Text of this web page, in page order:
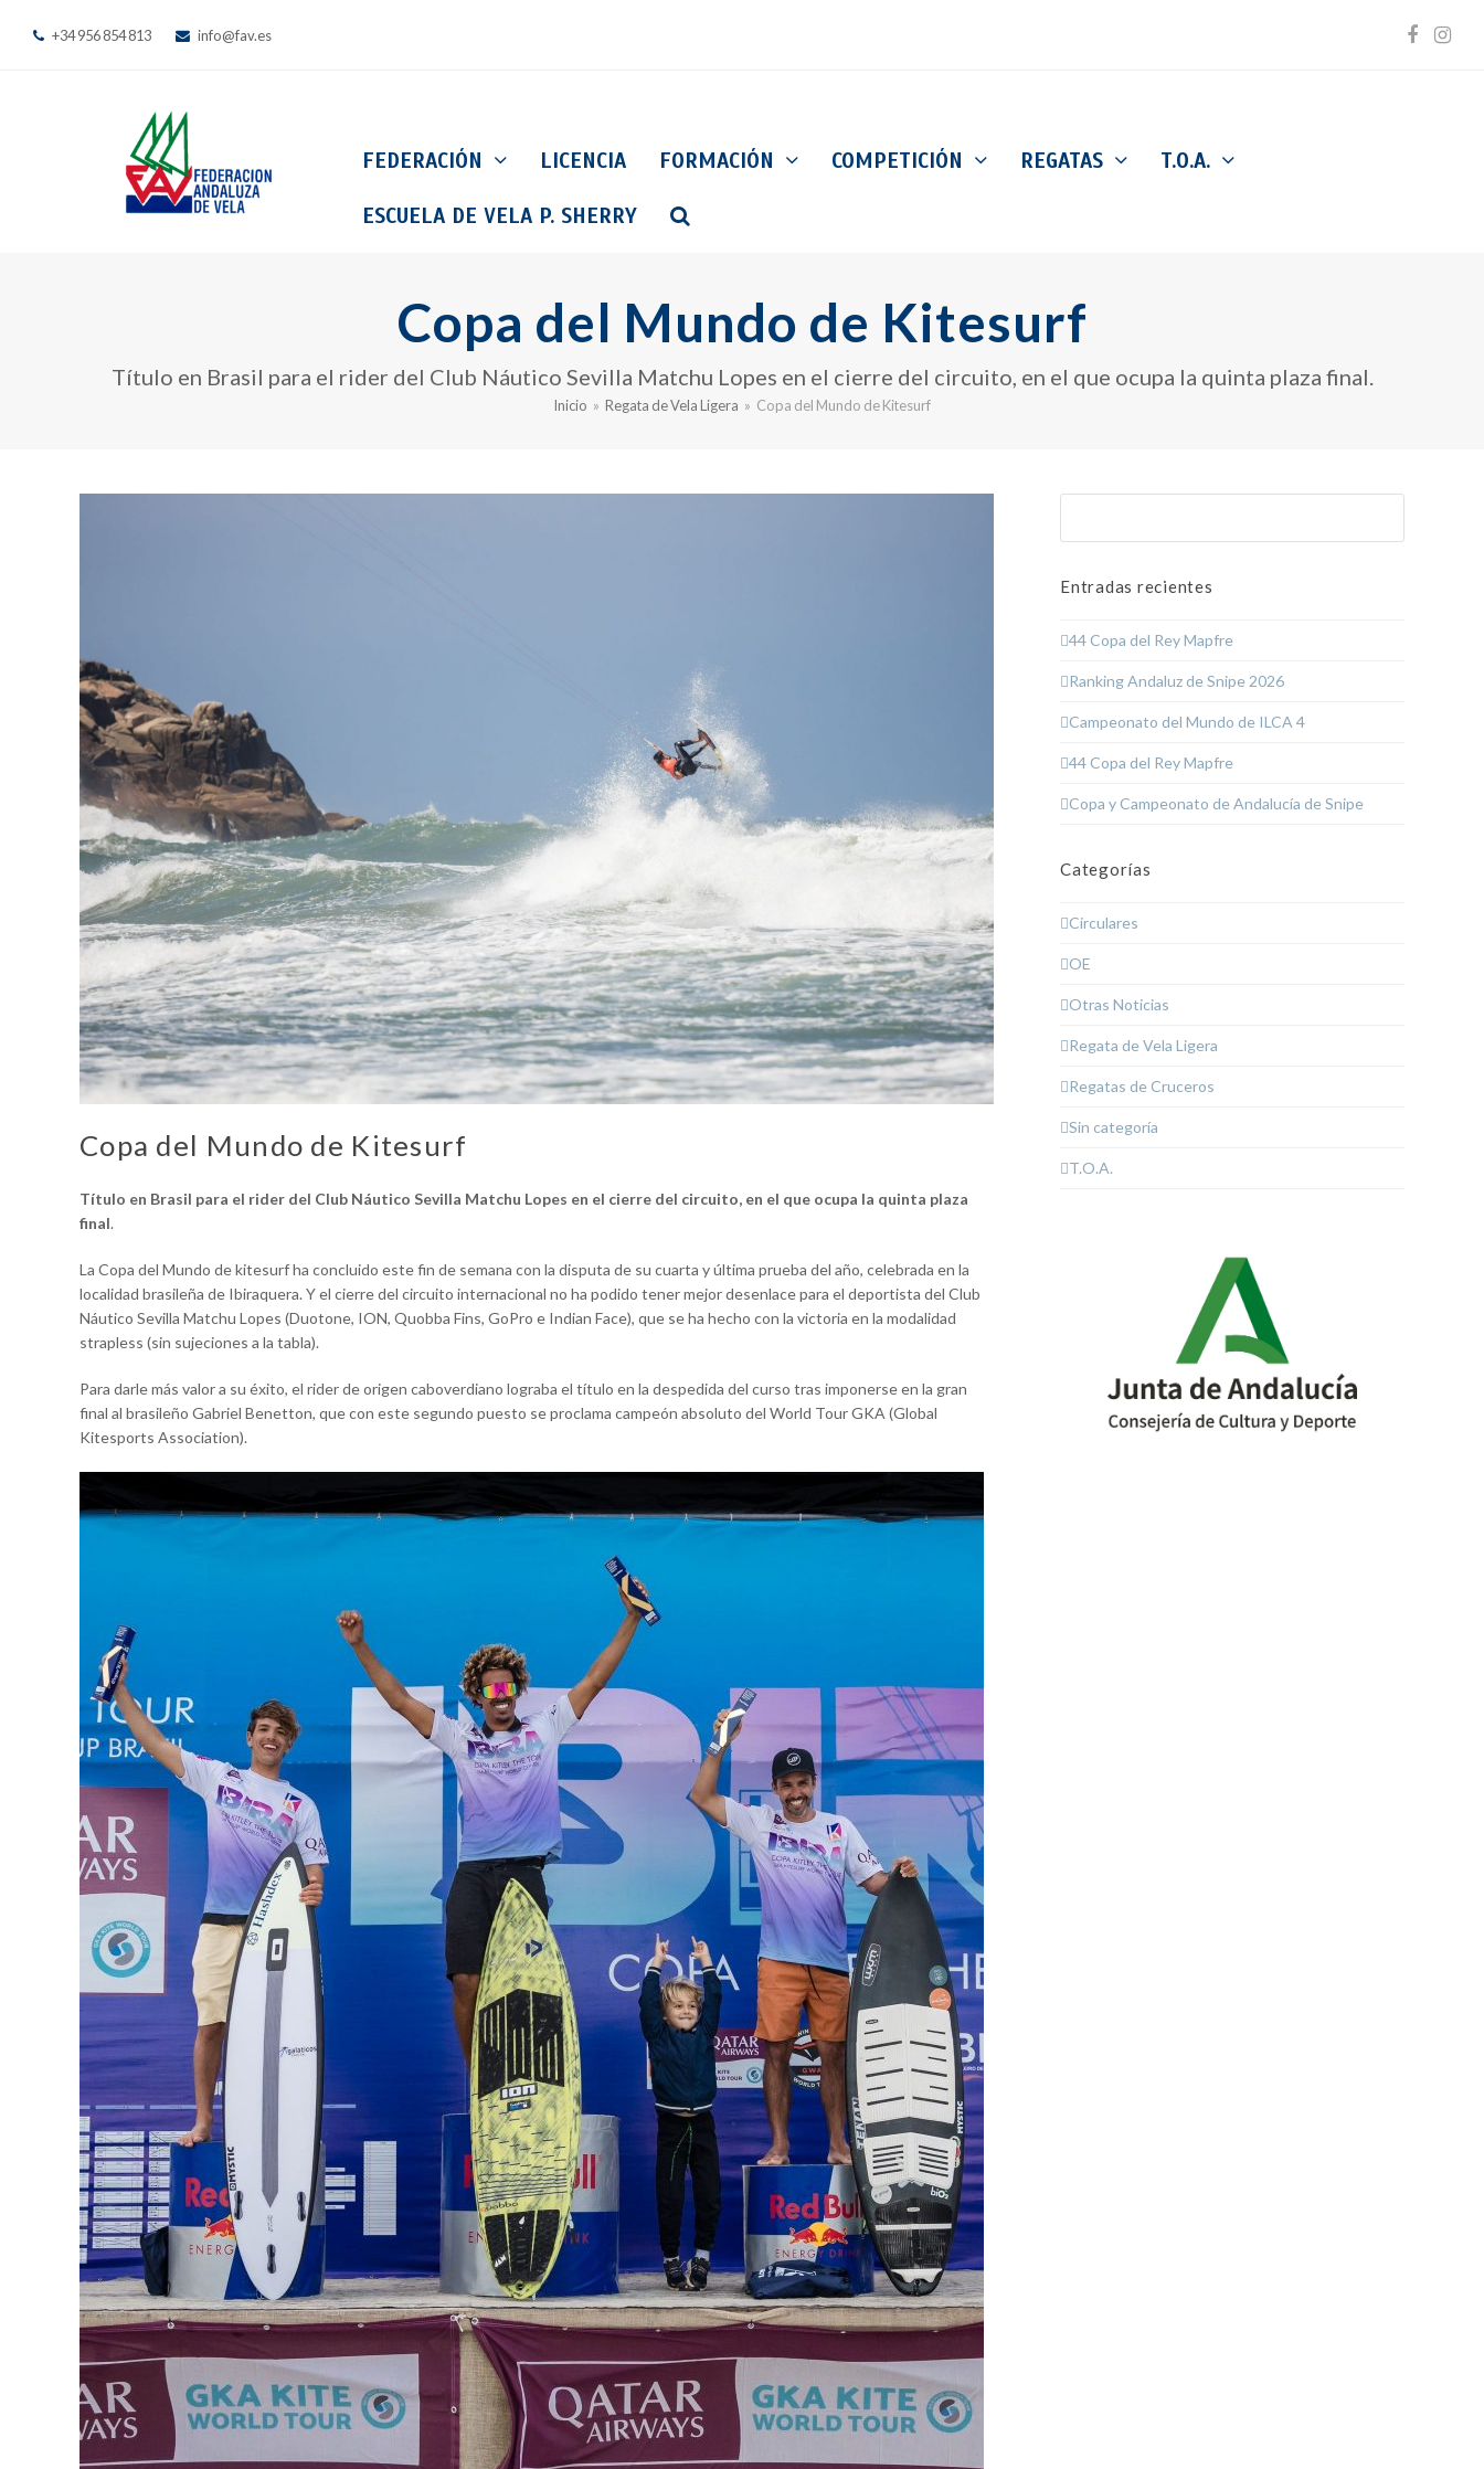
+34 956 854 813 info@fav.es
FEDERACIÓN LICENCIA FORMACIÓN COMPETICIÓN REGATAS T.O.A.
ESCUELA DE VELA P. SHERRY
Copa del Mundo de Kitesurf
Título en Brasil para el rider del Club Náutico Sevilla Matchu Lopes en el cierre del circuito, en el que ocupa la quinta plaza final.
Inicio » Regata de Vela Ligera » Copa del Mundo de Kitesurf
Copa del Mundo de Kitesurf
Título en Brasil para el rider del Club Náutico Sevilla Matchu Lopes en el cierre del circuito, en el que ocupa la quinta plaza
final.
La Copa del Mundo de kitesurf ha concluido este fin de semana con la disputa de su cuarta y última prueba del año, celebrada en la
localidad brasileña de Ibiraquera. Y el cierre del circuito internacional no ha podido tener mejor desenlace para el deportista del Club
Náutico Sevilla Matchu Lopes (Duotone, ION, Quobba Fins, GoPro e Indian Face), que se ha hecho con la victoria en la modalidad
strapless (sin sujeciones a la tabla).
Para darle más valor a su éxito, el rider de origen caboverdiano lograba el título en la despedida del curso tras imponerse en la gran
final al brasileño Gabriel Benetton, que con este segundo puesto se proclama campeón absoluto del World Tour GKA (Global
Kitesports Association).
Entradas recientes
44 Copa del Rey Mapfre
Ranking Andaluz de Snipe 2026
Campeonato del Mundo de ILCA 4
44 Copa del Rey Mapfre
Copa y Campeonato de Andalucía de Snipe
Categorías
Circulares
OE
Otras Noticias
Regata de Vela Ligera
Regatas de Cruceros
Sin categoría
T.O.A.